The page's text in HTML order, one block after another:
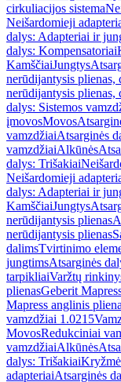
cirkuliacijos sistema
Neišardomieji
dalys: Adapteriai ir
dalys: Kompensatoriai
KamščiaiJungtys
nerūdijantysis plienas,
nerūdijantysis plienas,
dalys: Sistemos
įmovosMovos
vamzdžiaiAtsarginės
vamzdžiaiAlkūnės
dalys: Trišakiai
Neišardomieji
dalys: Adapteriai ir
KamščiaiJungtys
nerūdijantysis plienas
nerūdijantysis plienas
dalimsTvirtinimo
jungtimsAtsarginės
tarpikliaiVaržtų
plienasGeberit
Mapress anglinis
vamzdžiai 1.0215
MovosRedukciniai
vamzdžiaiAlkūnės
dalys: Trišakiai
adapteriaiAtsarginės